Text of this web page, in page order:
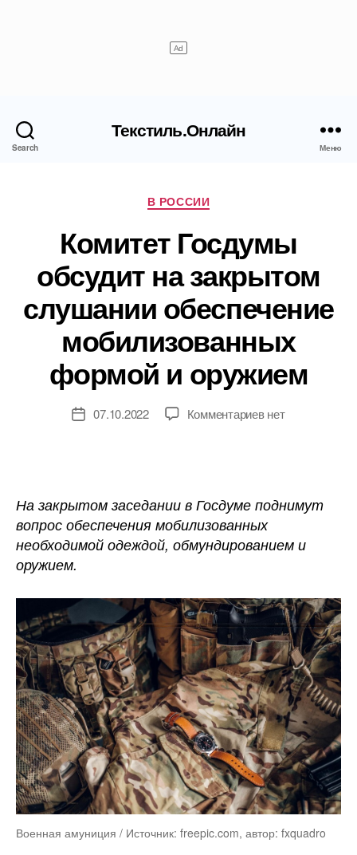
Search
Текстиль.Онлайн
Меню
Рубрики
В РОССИИ
Комитет Госдумы
обсудит на закрытом
слушании обеспечение
мобилизованных
формой и оружием
Дата07.10.2022 Комментариевк
на
закрытом
слушании
обеспечение
и
оружием
нет
На закрытом заседании в Госдуме поднимут
вопрос обеспечения мобилизованных
необходимой одеждой, обмундированием и
оружием.
Военная амуниция / Источник: freepic.com, автор: fxquadro